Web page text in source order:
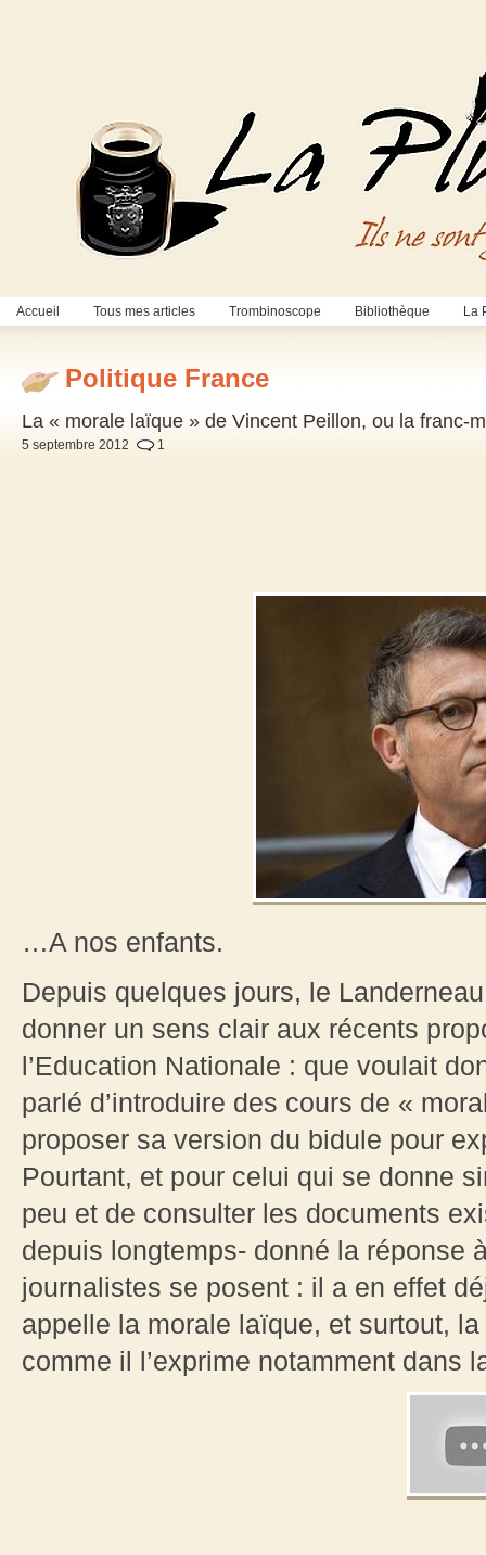
Accueil Tous mes articles Trombinoscope Bibliothèque La
Politique France
La « morale laïque » de Vincent Peillon, ou la franc-
5 septembre 2012 1
…A nos enfants.
Depuis quelques jours, le
donner un sens clair aux récents
l’Education Nationale : que voulait
parlé d’introduire des cours de «
proposer sa version du bidule pour
Pourtant, et pour celui qui se donne
peu et de consulter les documents
depuis longtemps- donné la réponse
journalistes se posent : il a en effet
appelle la morale laïque, et surtout,
comme il l’exprime notamment dans